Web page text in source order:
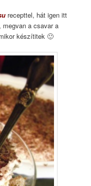
recepttel, hát igen itt
a csavar a
készítitek 🙂